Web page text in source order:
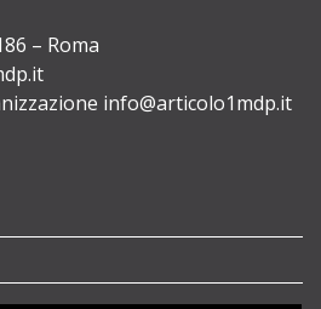
– Roma
info@articolo1mdp.it